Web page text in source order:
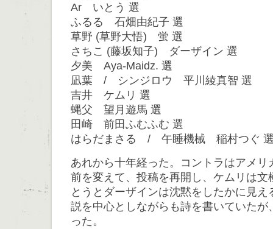
Ar いとう 選
ふるる 石畑由紀子 選
草野 (草野大悟) 蛍 選
さちこ (藤坂知子) ダーザイン 選
夕美 Aya-Maidz. 選
凪葉 / シンジロウ 平川綾真智 選
吉井 ケムリ 選
蝿父 望月遊馬 選
田崎 前田ふむふむ 選
はらだまさる / 午睡機械 稲村つぐ
あれから十年経った。コントラはアメリ
前を変えて、投稿を再開し、ケムリは文
とうとダーザインは沈黙をしたかに見
説を中心としながらも詩を書いていたが
った。